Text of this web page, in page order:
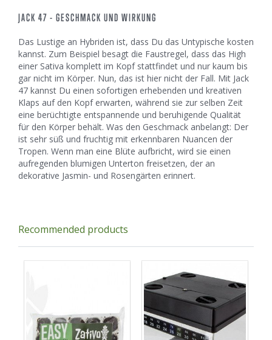
JACK 47 - GESCHMACK UND WIRKUNG
Das Lustige an Hybriden ist, dass Du das Untypische kosten
kannst. Zum Beispiel besagt die Faustregel, dass das High
einer Sativa komplett im Kopf stattfindet und nur kaum bis
gar nicht im Körper. Nun, das ist hier nicht der Fall. Mit Jack
47 kannst Du einen sofortigen erhebenden und kreativen
Klaps auf den Kopf erwarten, während sie zur selben Zeit
eine berüchtigte entspannende und beruhigende Qualität
für den Körper behält. Was den Geschmack anbelangt: Der
ist sehr süß und fruchtig mit erkennbaren Nuancen der
Tropen. Wenn man eine Blüte aufbricht, wird sie einen
aufregenden blumigen Unterton freisetzen, der an
dekorative Jasmin- und Rosengärten erinnert.
Recommended products